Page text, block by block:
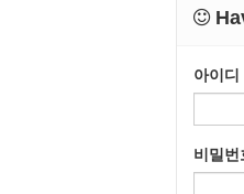
아이디
비밀번